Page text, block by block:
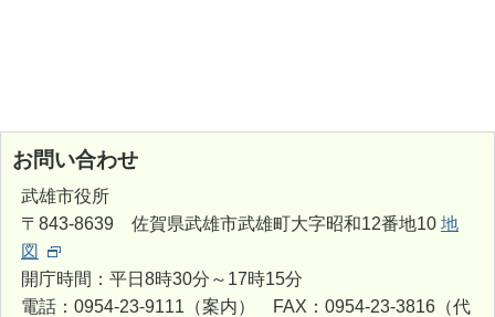
お問い合わせ
武雄市役所
〒843-8639 佐賀県武雄市武雄町大字昭和12番地10 地
図
開庁時間：平日8時30分～17時15分
電話：0954-23-9111（案内） FAX：0954-23-3816（代